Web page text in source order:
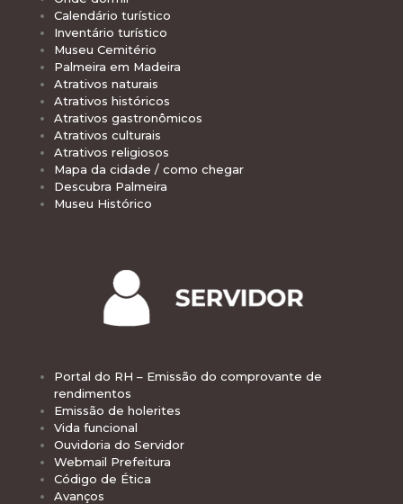
Calendário turístico
Inventário turístico
Museu Cemitério
Palmeira em Madeira
Atrativos naturais
Atrativos históricos
Atrativos gastronômicos
Atrativos culturais
Atrativos religiosos
Mapa da cidade / como chegar
Descubra Palmeira
Museu Histórico
Portal do RH – Emissão do comprovante de
rendimentos
Emissão de holerites
Vida funcional
Ouvidoria do Servidor
Webmail Prefeitura
Código de Ética
Avanços